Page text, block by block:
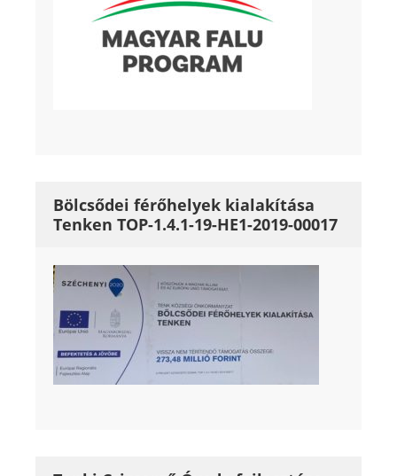
Bölcsődei férőhelyek kialakítása
Tenken TOP-1.4.1-19-HE1-2019-00017